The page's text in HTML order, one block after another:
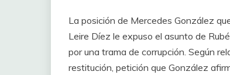
La posición de Mercedes González
Leire Díez le expuso el asunto de
por una trama de corrupción. Según
restitución, petición que González